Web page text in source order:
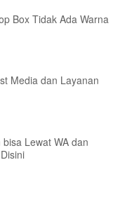
Box Tidak Ada Warna
Media dan Layanan
Lewat WA dan